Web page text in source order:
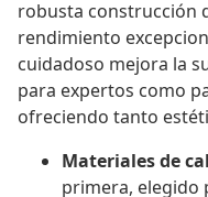
robusta construcción
rendimiento
cuidadoso mejora la
para expertos como
ofreciendo tanto
Materiales de
primera, elegido